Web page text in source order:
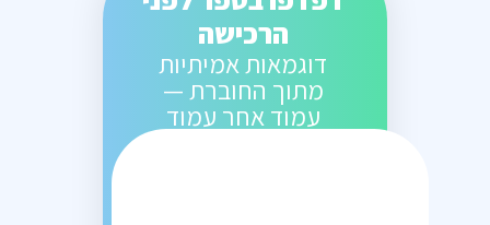
הרכישה
דוגמאות אמיתיות
מתוך החוברת —
עמוד אחר עמוד